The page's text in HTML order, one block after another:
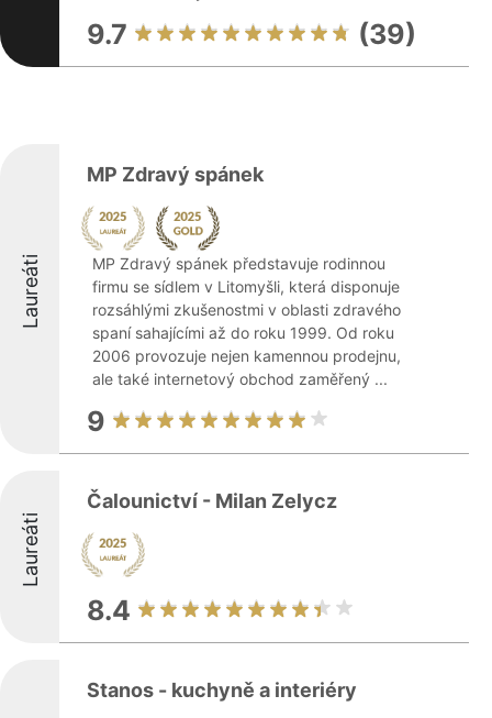
9.7 (39)
Laureáti
MP Zdravý spánek
MP Zdravý spánek představuje rodinnou
firmu se sídlem v Litomyšli, která disponuje
rozsáhlými zkušenostmi v oblasti zdravého
spaní sahajícími až do roku 1999. Od roku
2006 provozuje nejen kamennou prodejnu,
ale také internetový obchod zaměřený ...
9
Laureáti
Čalounictví - Milan Zelycz
8.4
Stanos - kuchyně a interiéry